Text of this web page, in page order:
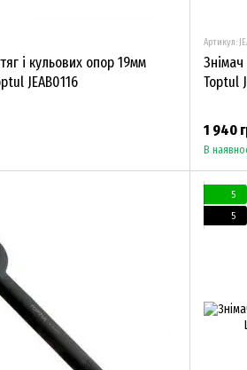
і кульових опор 19мм
JEAB0116
Артикул:
Toptul
1 940
В
5
5